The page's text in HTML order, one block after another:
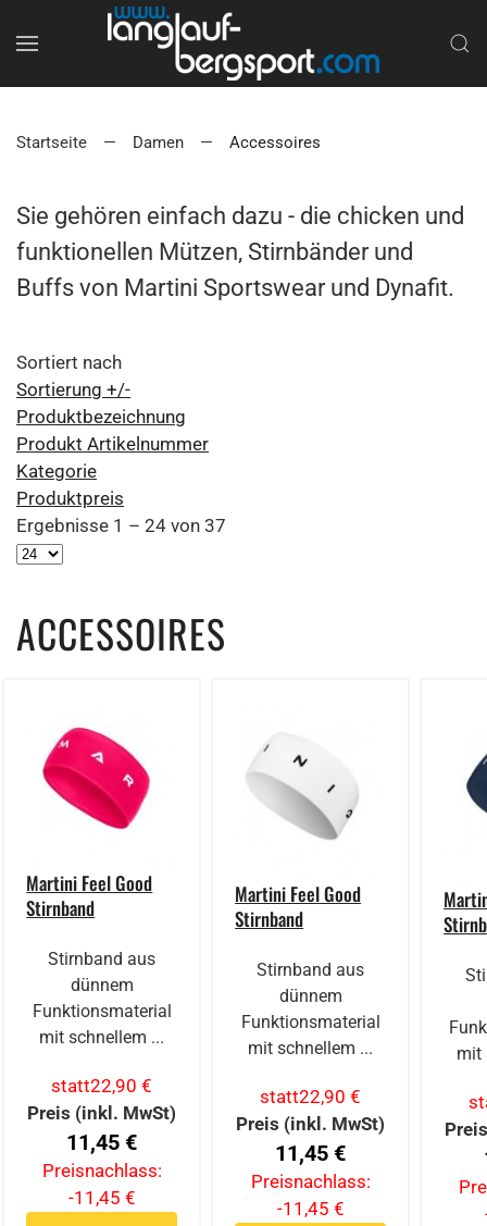
Startseite Damen Accessoires
Sie gehören einfach dazu - die chicken und
funktionellen Mützen, Stirnbänder und
Buffs von Martini Sportswear und Dynafit.
Sortiert nach
Sortierung +/-
Produktbezeichnung
Produkt Artikelnummer
Kategorie
Produktpreis
Ergebnisse 1 – 24 von 37
ACCESSOIRES
Martini Feel Good
Stirnband
Stirnband aus
dünnem
Funktionsmaterial
mit schnellem ...
statt22,90 €
Preis (inkl. MwSt)
11,45 €
Preisnachlass:
-11,45 €
Martini Feel Good
Stirnband
Stirnband aus
dünnem
Funktionsmaterial
mit schnellem ...
statt22,90 €
Preis (inkl. MwSt)
11,45 €
Preisnachlass:
-11,45 €
mit